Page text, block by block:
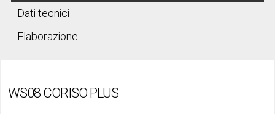
Dati tecnici
Elaborazione
WS08 CORISO PLUS